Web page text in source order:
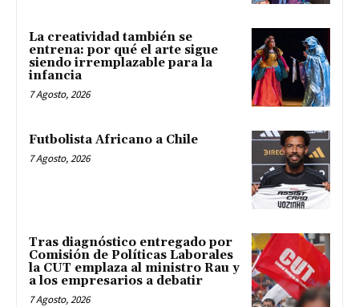
La creatividad también se
entrena: por qué el arte sigue
siendo irremplazable para la
infancia
7 Agosto, 2026
Futbolista Africano a Chile
7 Agosto, 2026
Tras diagnóstico entregado por
Comisión de Políticas Laborales
la CUT emplaza al ministro Rau y
a los empresarios a debatir
7 Agosto, 2026